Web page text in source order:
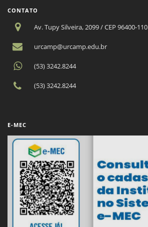
CONTATO
Av. Tupy Silveira, 2099 / CEP 96400-110
urcamp@urcamp.edu.br
(53) 3242.8244
(53) 3242.8244
E-MEC